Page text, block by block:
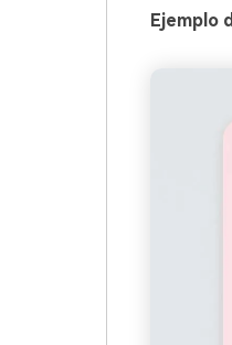
Ejemplo